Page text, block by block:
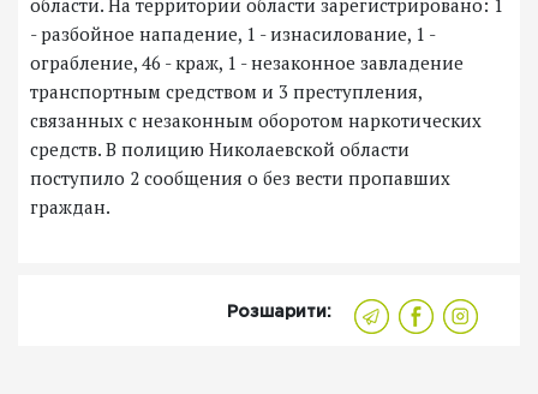
области. На территории области зарегистрировано: 1
- разбойное нападение, 1 - изнасилование, 1 -
ограбление, 46 - краж, 1 - незаконное завладение
транспортным средством и 3 преступления,
связанных с незаконным оборотом наркотических
средств. В полицию Николаевской области
поступило 2 сообщения о без вести пропавших
граждан.
Розшарити: